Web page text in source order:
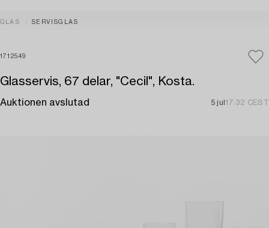
GLAS SERVISGLAS
1712549
Glasservis, 67 delar, "Cecil", Kosta.
Auktionen avslutad 5 jul 17:32 CEST